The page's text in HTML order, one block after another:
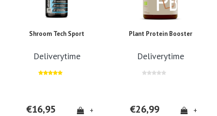
Shroom Tech Sport
Deliverytime
€16,95 +
Plant Protein Booster
Deliverytime
€26,99 +